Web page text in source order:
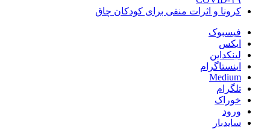
کرونا و اثرات منفی برای کودکان چاق
فیسبوک
ایکس
لینکداین
اینستاگرام
Medium
تلگرام
خوراک
ورود
سایدبار